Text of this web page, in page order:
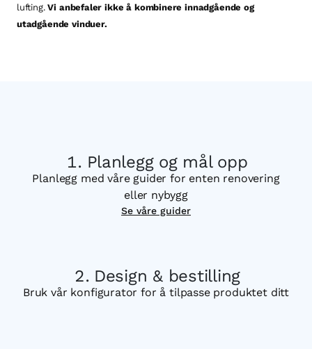
lufting.Vi anbefaler ikke å kombinere innadgående og
utadgående vinduer.
Planlegg og mål opp
Planlegg med våre guider for enten renovering
eller nybygg
Se våre guider
Design & bestilling
Bruk vår konfigurator for å tilpasse produktet ditt